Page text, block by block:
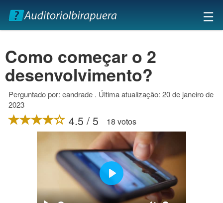
×
☰
Como começar o 2
desenvolvimento?
Perguntado por: eandrade . Última atualização: 20 de janeiro de
2023
4.5 / 5 18 votos
Play